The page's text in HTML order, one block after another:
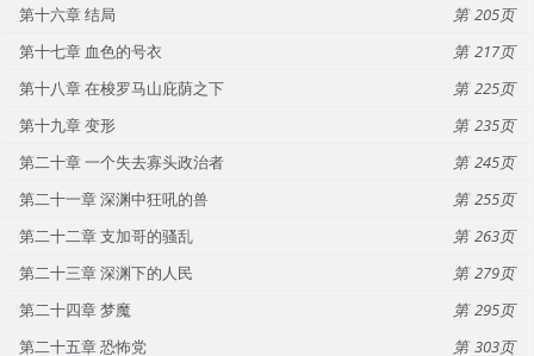
第十六章 结局
205
第十七章 血色的号衣
217
第十八章 在梭罗马山庇荫之下
225
第十九章 变形
235
第二十章 一个失去寡头政治者
245
第二十一章 深渊中狂吼的兽
255
第二十二章 支加哥的骚乱
263
第二十三章 深渊下的人民
279
第二十四章 梦魔
295
第二十五章 恐怖党
303